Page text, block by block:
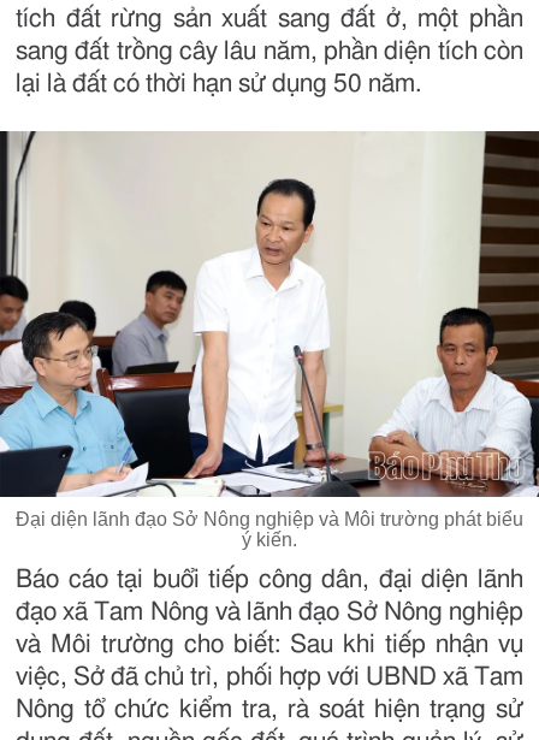
tích đất rừng sản xuất sang đất ở, một phần
sang đất trồng cây lâu năm, phần diện tích còn
lại là đất có thời hạn sử dụng 50 năm.
Đại diện lãnh đạo Sở Nông nghiệp và Môi trường phát biểu
ý kiến.
Báo cáo tại buổi tiếp công dân, đại diện lãnh
đạo xã Tam Nông và lãnh đạo Sở Nông nghiệp
và Môi trường cho biết: Sau khi tiếp nhận vụ
việc, Sở đã chủ trì, phối hợp với UBND xã Tam
Nông tổ chức kiểm tra, rà soát hiện trạng sử